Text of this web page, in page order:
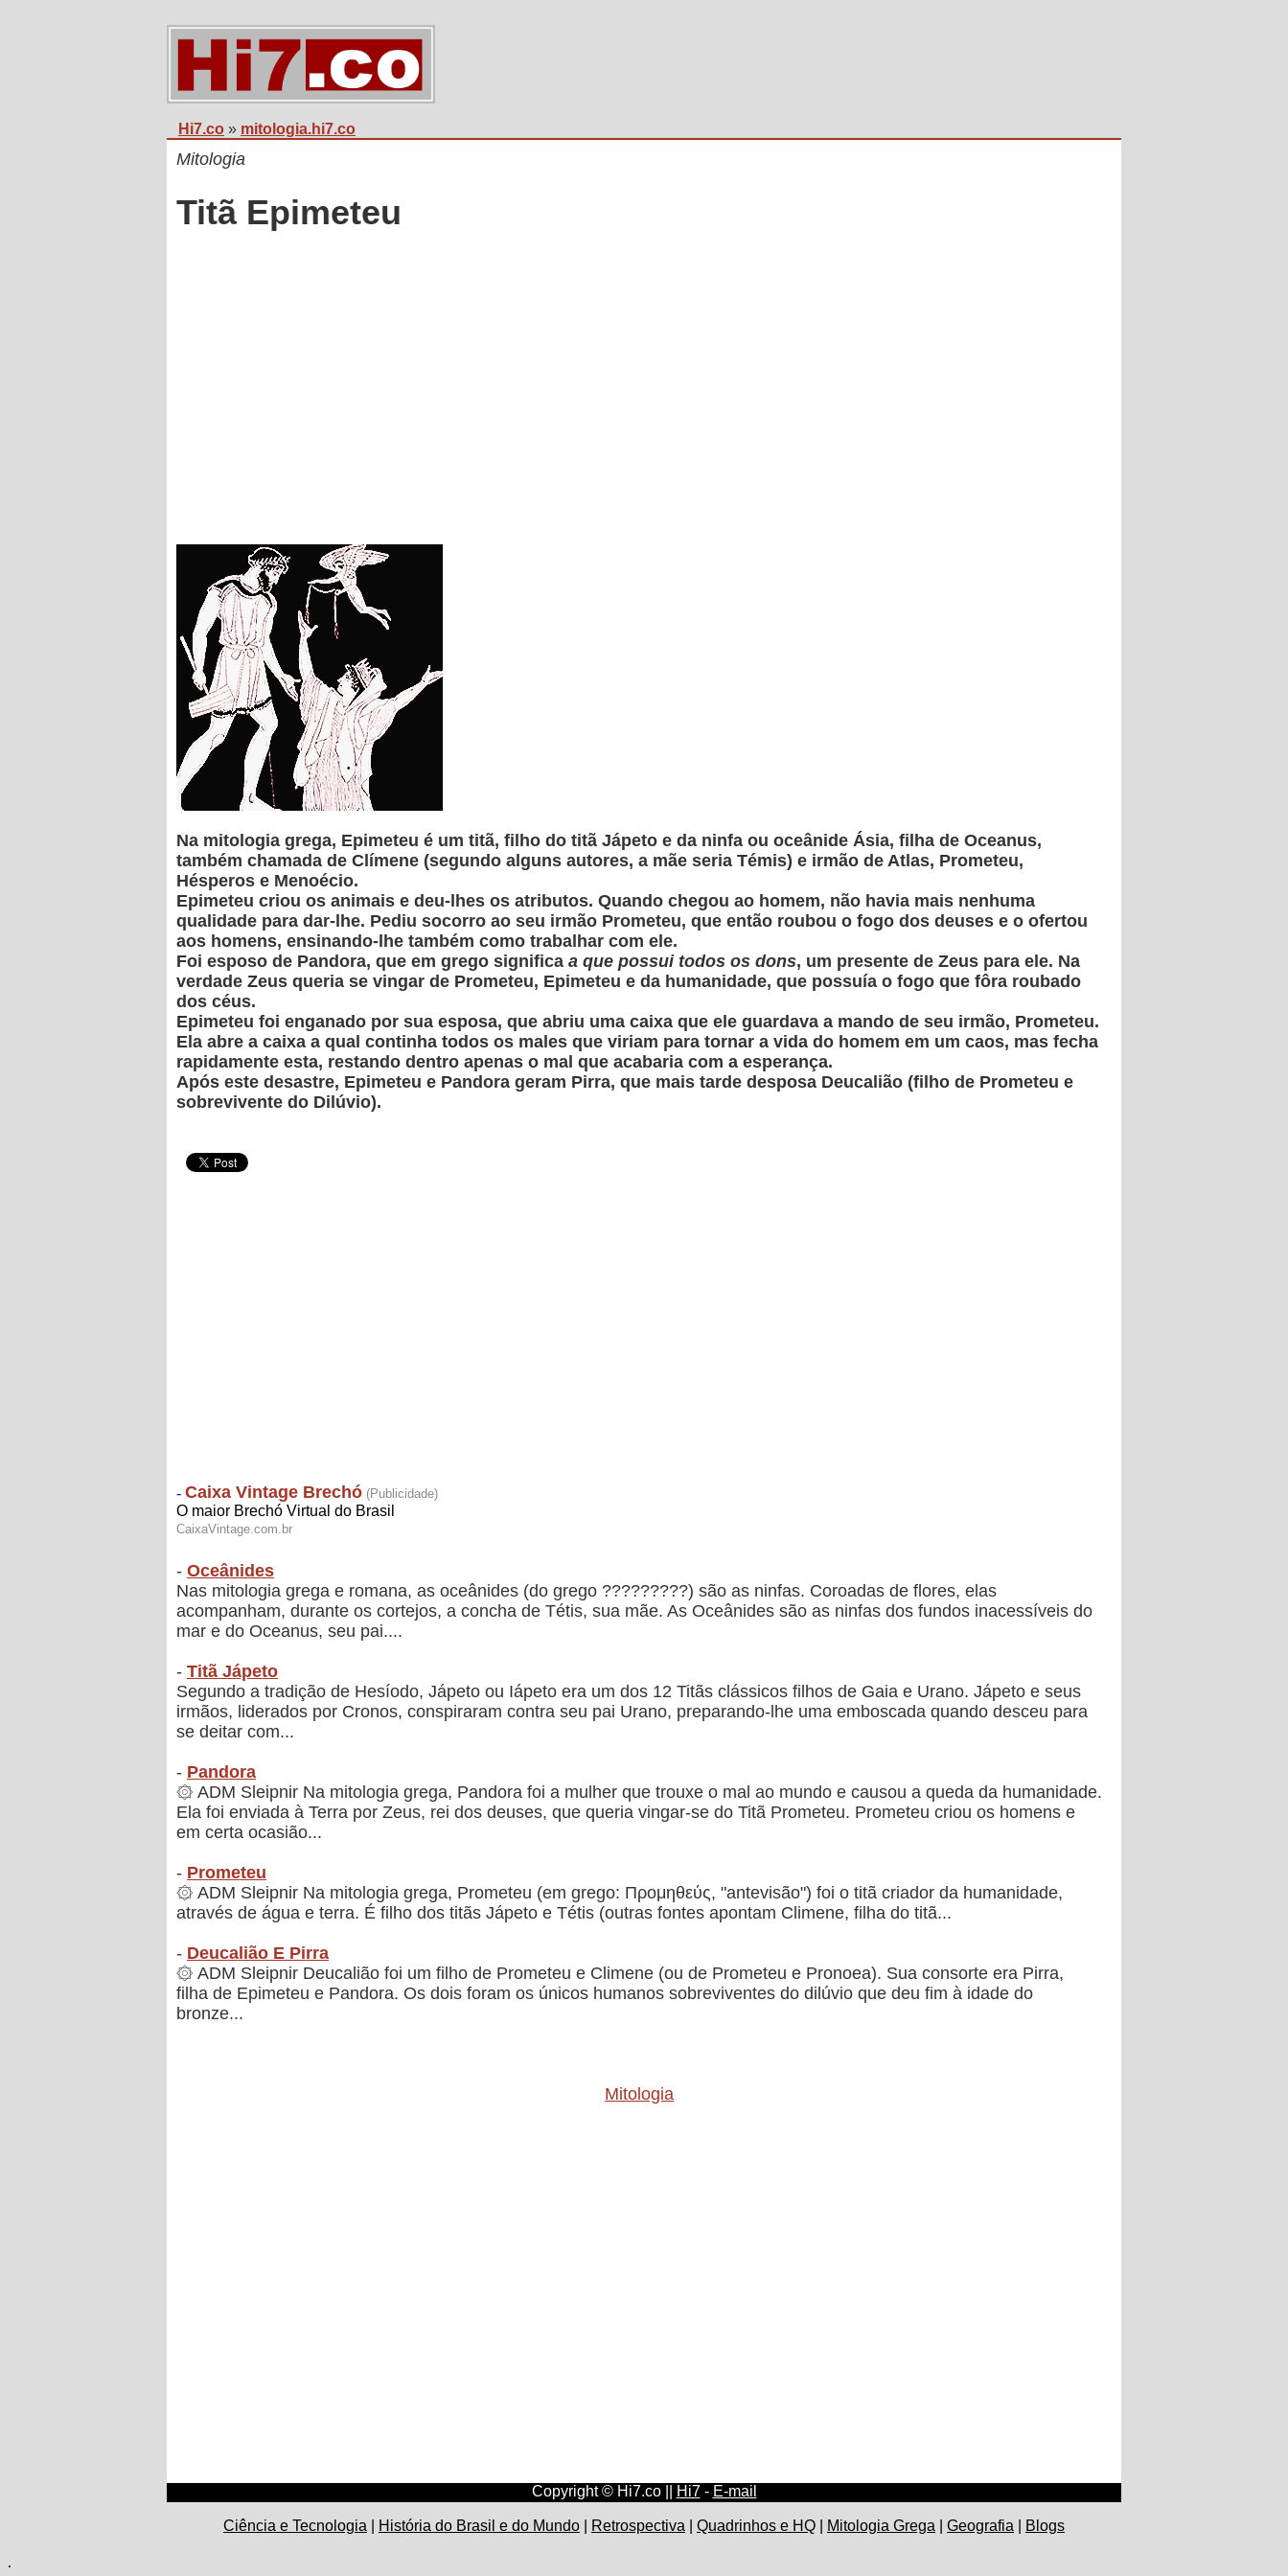
Hi7.co » mitologia.hi7.co
Mitologia
Titã Epimeteu
Na mitologia grega, Epimeteu é um titã, filho do titã Jápeto e da ninfa ou oceânide Ásia, filha de Oceanus,
também chamada de Clímene (segundo alguns autores, a mãe seria Témis) e irmão de Atlas, Prometeu,
Hésperos e Menoécio.
Epimeteu criou os animais e deu-lhes os atributos. Quando chegou ao homem, não havia mais nenhuma
qualidade para dar-lhe. Pediu socorro ao seu irmão Prometeu, que então roubou o fogo dos deuses e o ofertou
aos homens, ensinando-lhe também como trabalhar com ele.
Foi esposo de Pandora, que em grego significa a que possui todos os dons, um presente de Zeus para ele. Na
verdade Zeus queria se vingar de Prometeu, Epimeteu e da humanidade, que possuía o fogo que fôra roubado
dos céus.
Epimeteu foi enganado por sua esposa, que abriu uma caixa que ele guardava a mando de seu irmão, Prometeu.
Ela abre a caixa a qual continha todos os males que viriam para tornar a vida do homem em um caos, mas fecha
rapidamente esta, restando dentro apenas o mal que acabaria com a esperança.
Após este desastre, Epimeteu e Pandora geram Pirra, que mais tarde desposa Deucalião (filho de Prometeu e
sobrevivente do Dilúvio).
- Oceânides
Nas mitologia grega e romana, as oceânides (do grego ?????????) são as ninfas. Coroadas de flores, elas
acompanham, durante os cortejos, a concha de Tétis, sua mãe. As Oceânides são as ninfas dos fundos inacessíveis do
mar e do Oceanus, seu pai....
- Titã Jápeto
Segundo a tradição de Hesíodo, Jápeto ou Iápeto era um dos 12 Titãs clássicos filhos de Gaia e Urano. Jápeto e seus
irmãos, liderados por Cronos, conspiraram contra seu pai Urano, preparando-lhe uma emboscada quando desceu para
se deitar com...
- Pandora
۞ ADM Sleipnir Na mitologia grega, Pandora foi a mulher que trouxe o mal ao mundo e causou a queda da humanidade.
Ela foi enviada à Terra por Zeus, rei dos deuses, que queria vingar-se do Titã Prometeu. Prometeu criou os homens e
em certa ocasião...
- Prometeu
۞ ADM Sleipnir Na mitologia grega, Prometeu (em grego: Προμηθεύς, "antevisão") foi o titã criador da humanidade,
através de água e terra. É filho dos titãs Jápeto e Tétis (outras fontes apontam Climene, filha do titã...
- Deucalião E Pirra
۞ ADM Sleipnir Deucalião foi um filho de Prometeu e Climene (ou de Prometeu e Pronoea). Sua consorte era Pirra,
filha de Epimeteu e Pandora. Os dois foram os únicos humanos sobreviventes do dilúvio que deu fim à idade do
bronze...
Mitologia
Copyright © Hi7.co || Hi7- E-mail
Ciência e Tecnologia História do Brasil e do Mundo Retrospectiva Quadrinhos e HQ Mitologia Grega Geografia Blogs
.